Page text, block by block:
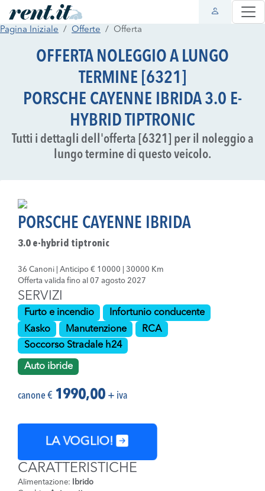
Pagina Iniziale Offerte Offerta
OFFERTA NOLEGGIO A LUNGO
TERMINE [6321]
PORSCHE CAYENNE IBRIDA 3.0 E-
HYBRID TIPTRONIC
Tutti i dettagli dell'offerta [6321] per il noleggio a
lungo termine di questo veicolo.
PORSCHE CAYENNE IBRIDA
3.0 e-hybrid tiptronic
36 Canoni | Anticipo € 10000 | 30000 Km
Offerta valida fino al 07 agosto 2027
SERVIZI
Furto e incendio
Infortunio conducente
Kasko
Manutenzione
RCA
Soccorso Stradale h24
Auto ibride
canone € 1990,00 + iva
LA VOGLIO!
CARATTERISTICHE
Alimentazione:
Ibrido